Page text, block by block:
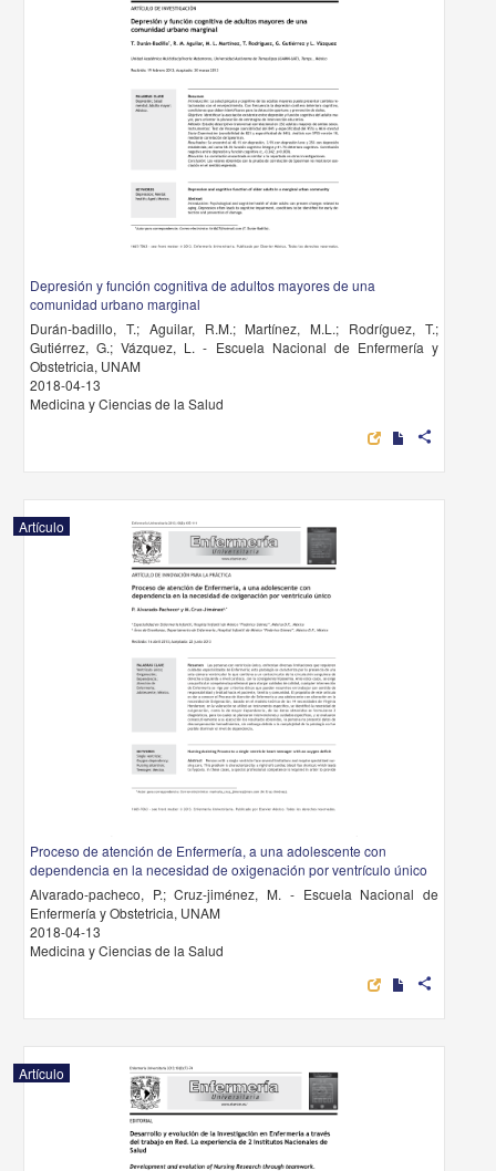
Depresión y función cognitiva de adultos mayores de una
comunidad urbano marginal
Durán-badillo, T.; Aguilar, R.M.; Martínez, M.L.; Rodríguez, T.;
Gutiérrez, G.; Vázquez, L. - Escuela Nacional de Enfermería y
Obstetricia, UNAM
2018-04-13
Medicina y Ciencias de la Salud
share
Artículo
Proceso de atención de Enfermería, a una adolescente con
dependencia en la necesidad de oxigenación por ventrículo único
Alvarado-pacheco, P.; Cruz-jiménez, M. - Escuela Nacional de
Enfermería y Obstetricia, UNAM
2018-04-13
Medicina y Ciencias de la Salud
share
Artículo